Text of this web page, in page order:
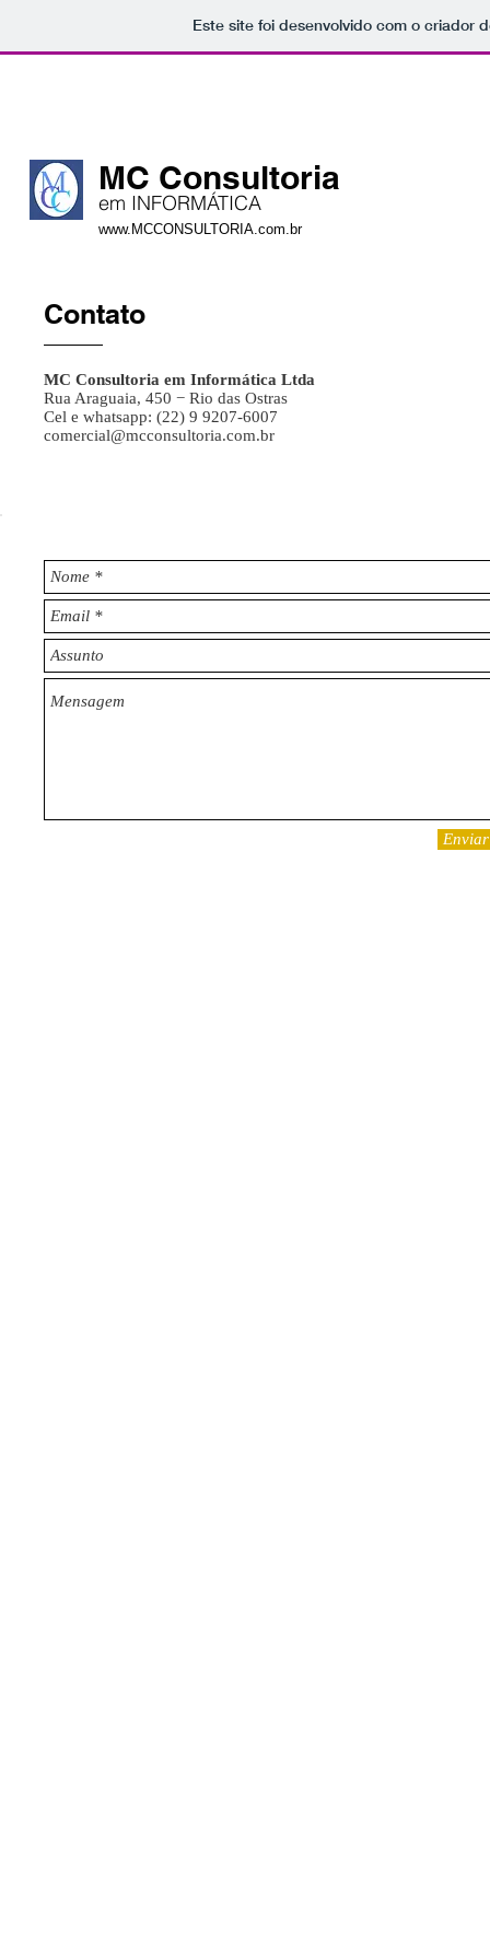
Este site foi desenvolvido com o criador
​MC Consultoria
em ​INFORMÁTICA
www.MCCONSULTORIA.com.br
Contato
MC Consultoria em Informática Ltda
Rua Araguaia, 450 − Rio das Ostras
Cel e whatsapp: (22) 9 9207-6007
comercial@mcconsultoria.com.br
Enviar